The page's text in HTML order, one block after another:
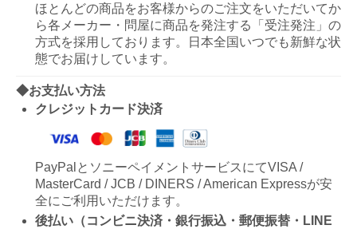
ほとんどの商品をお客様からのご注文をいただいてか
ら各メーカー・問屋に商品を発注する「受注発注」の
方式を採用しております。日本全国いつでも新鮮な状
態でお届けしています。
◆お支払い方法
クレジットカード決済
PayPalとソニーペイメントサービスにてVISA /
MasterCard / JCB / DINERS / American Expressが安
全にご利用いただけます。
後払い（コンビニ決済・銀行振込・郵便振替・LINE